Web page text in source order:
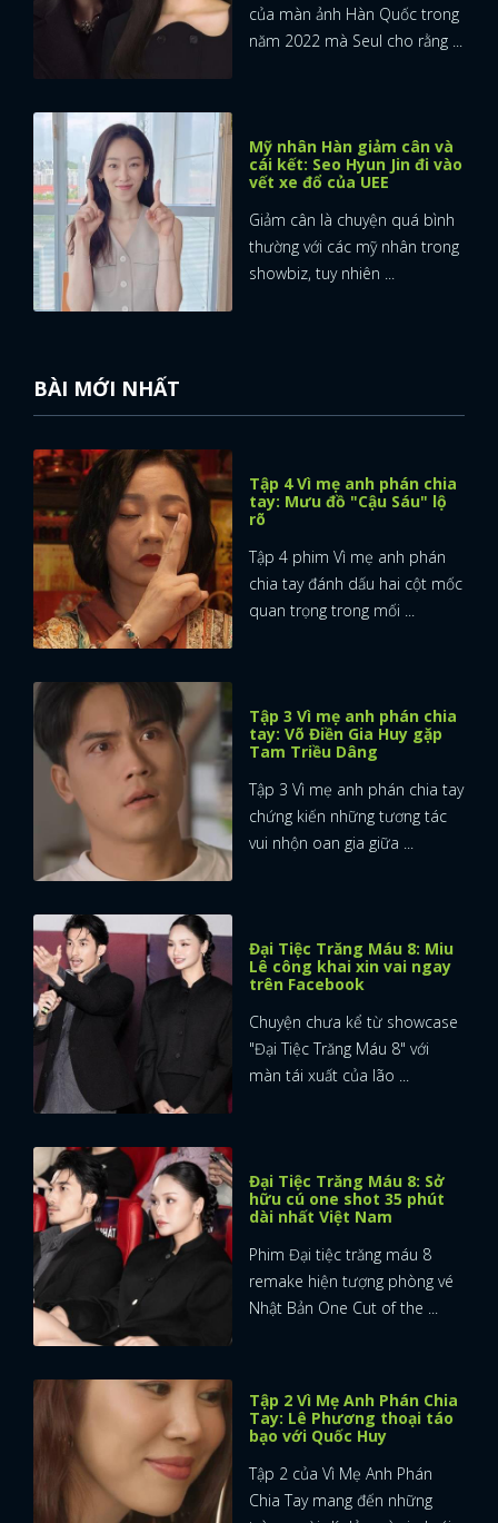
của màn ảnh Hàn Quốc trong
năm 2022 mà Seul cho rằng ...
Mỹ nhân Hàn giảm cân và
cái kết: Seo Hyun Jin đi vào
vết xe đổ của UEE
Giảm cân là chuyện quá bình
thường với các mỹ nhân trong
showbiz, tuy nhiên ...
BÀI MỚI NHẤT
Tập 4 Vì mẹ anh phán chia
tay: Mưu đồ "Cậu Sáu" lộ
rõ
Tập 4 phim Vì mẹ anh phán
chia tay đánh dấu hai cột mốc
quan trọng trong mối ...
Tập 3 Vì mẹ anh phán chia
tay: Võ Điền Gia Huy gặp
Tam Triều Dâng
Tập 3 Vì mẹ anh phán chia tay
chứng kiến những tương tác
vui nhộn oan gia giữa ...
Đại Tiệc Trăng Máu 8: Miu
Lê công khai xin vai ngay
trên Facebook
Chuyện chưa kể từ showcase
"Đại Tiệc Trăng Máu 8" với
màn tái xuất của lão ...
Đại Tiệc Trăng Máu 8: Sở
hữu cú one shot 35 phút
dài nhất Việt Nam
Phim Đại tiệc trăng máu 8
remake hiện tượng phòng vé
Nhật Bản One Cut of the ...
Tập 2 Vì Mẹ Anh Phán Chia
Tay: Lê Phương thoại táo
bạo với Quốc Huy
Tập 2 của Vì Mẹ Anh Phán
Chia Tay mang đến những